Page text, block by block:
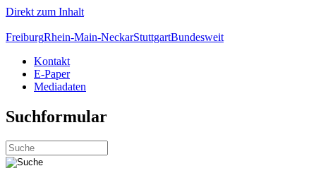
Direkt zum Inhalt
FreiburgRhein-Main-NeckarStuttgartBundesweit
Kontakt
E-Paper
Mediadaten
Suchformular